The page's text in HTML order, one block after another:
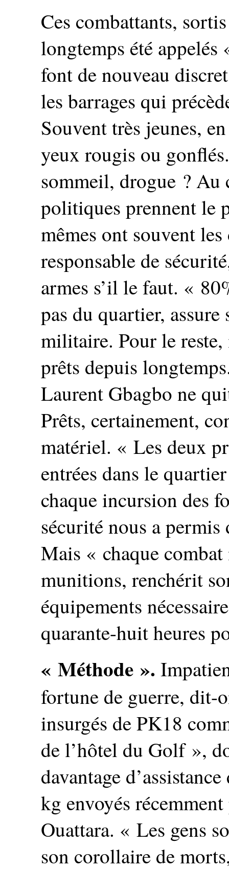
Ces combattants,
longtemps été
font de nouveau
les barrages qui
Souvent très jeunes,
yeux rougis ou
sommeil, drogue ? Au
politiques prennent le
mêmes ont souvent
responsable de
armes s’il le faut. «
pas du quartier,
militaire. Pour le
prêts depuis
Laurent Gbagbo ne
Prêts, certainement,
matériel. « Les deux
entrées dans le
chaque incursion des
sécurité nous a
Mais « chaque
munitions, renchérit
équipements
quarante-huit heures
« Méthode ».
fortune de guerre, dit-
insurgés de PK18
de l’hôtel du Golf »,
davantage
kg envoyés
Ouattara. « Les gens
son corollaire de